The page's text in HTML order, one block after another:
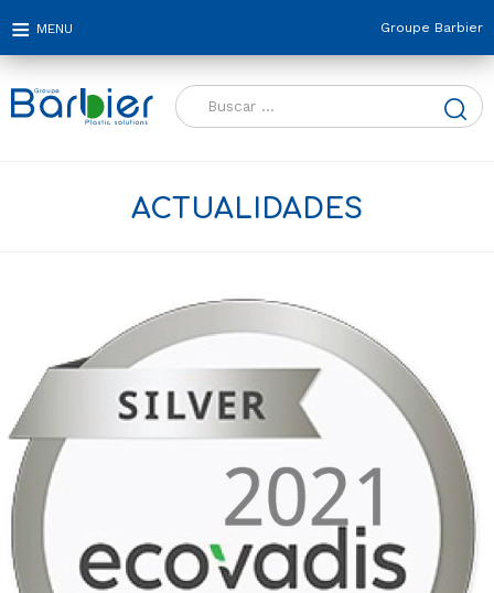
Groupe Barbier
Buscar:
ACTUALIDADES